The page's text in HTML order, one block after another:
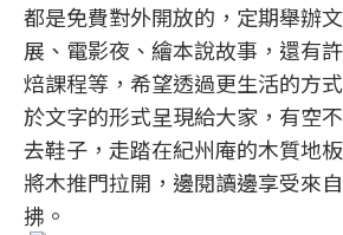
都是免費對外開放的，定期舉辦
展、電影夜、繪本說故事，還有
焙課程等，希望透過更生活的方
於文字的形式呈現給大家，有空
去鞋子，走踏在紀州庵的木質地
將木推門拉開，邊閱讀邊享受來
拂。